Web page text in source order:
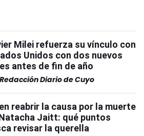
Milei refuerza su vínculo con
Unidos con dos nuevos
antes de fin de año
Redacción Diario de Cuyo
reabrir la causa por la muerte
Jaitt: qué puntos
revisar la querella